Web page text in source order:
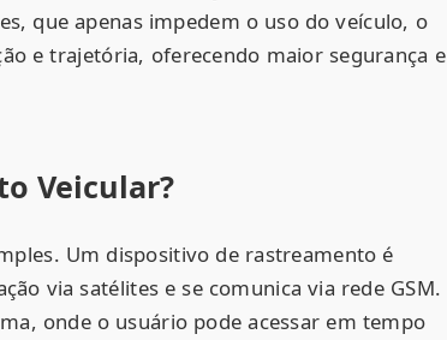
que apenas impedem o uso do veículo, o
e trajetória, oferecendo maior segurança e
Veicular?
Um dispositivo de rastreamento é
via satélites e se comunica via rede GSM.
onde o usuário pode acessar em tempo